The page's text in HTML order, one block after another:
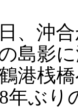
、沖
島影
港桟
年ぶり